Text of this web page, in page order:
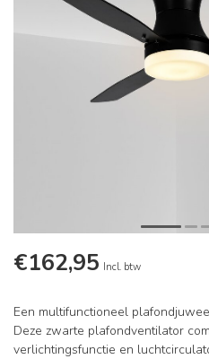
€162,95 Incl. btw
Een multifunctioneel
Deze zwarte plafondventilator
verlichtingsfunctie en